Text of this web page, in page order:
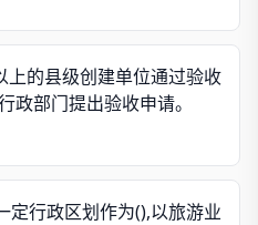
上的县级创建单位通过验收
政部门提出验收申请。
定行政区划作为(),以旅游业